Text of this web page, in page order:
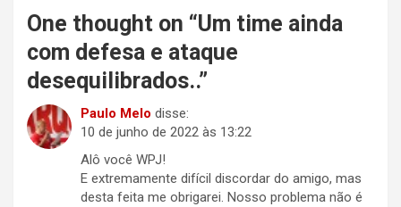
One thought on “Um time ainda
com defesa e ataque
desequilibrados..”
Paulo Melo disse:
10 de junho de 2022 às 13:22
Alô você WPJ!
E extremamente difícil discordar do amigo, mas
desta feita me obrigarei. Nosso problema não é